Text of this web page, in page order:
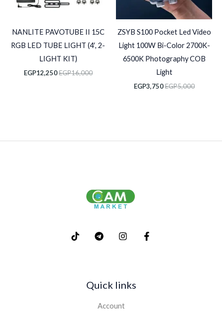
ZSYB S100 Pocket Led Video
Light 100W Bi-Color 2700K-
6500K Photography COB
Light
EGP5,000
EGP3,750
NANLITE PAVOTUBE II 15C
RGB LED TUBE LIGHT (4′, 2-
LIGHT KIT)
EGP16,000
EGP12,250
Quick links
Account